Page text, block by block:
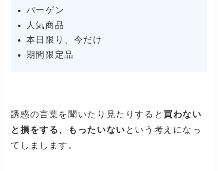
バーゲン
人気商品
本日限り、今だけ
期間限定品
誘惑の言葉を聞いたり見たりすると 買わない
と損をする、もったいない という考えになっ
てしまします。